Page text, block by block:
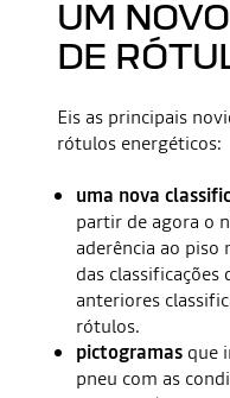
UM
DE
Eis as principais
rótulos energéticos:
uma nova
partir de agora o
aderência ao piso
das classificações
anteriores
rótulos.
pictogramas que
pneu com as